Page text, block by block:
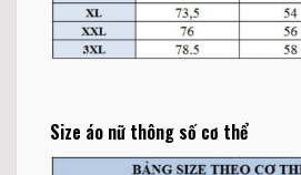
Size áo nữ thông số cơ thể